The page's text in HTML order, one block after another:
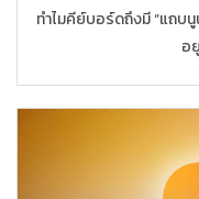
ทำไมคีย์บอร์ดถึงมี “แถบนู
อ